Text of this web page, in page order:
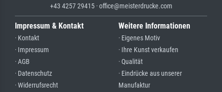
+43 4257 29415 · office@meisterdrucke.com
Impressum & Kontakt
· Kontakt
· Impressum
· AGB
· Datenschutz
· Widerrufsrecht
Weitere Informationen
· Eigenes Motiv
· Ihre Kunst verkaufen
· Qualität
· Eindrücke aus unserer
Manufaktur